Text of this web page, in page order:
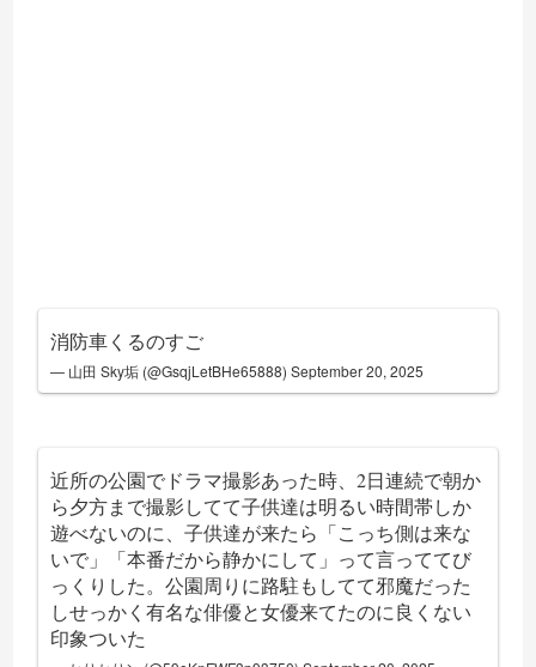
消防車くるのすご
— 山田 Sky垢 (@GsqjLetBHe65888)September 20, 2025
近所の公園でドラマ撮影あった時、2日連続で朝か
ら夕方まで撮影してて子供達は明るい時間帯しか
遊べないのに、子供達が来たら「こっち側は来な
いで」「本番だから静かにして」って言っててび
っくりした。公園周りに路駐もしてて邪魔だった
しせっかく有名な俳優と女優来てたのに良くない
印象ついた